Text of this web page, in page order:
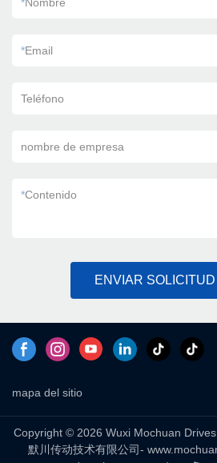
*Email
Teléfono
nombre de empresa
*Contenido
ENVIAR
mapa del sitio
Copyright © 2026 Wuxi Mochuan
默川传动技术有限公司-